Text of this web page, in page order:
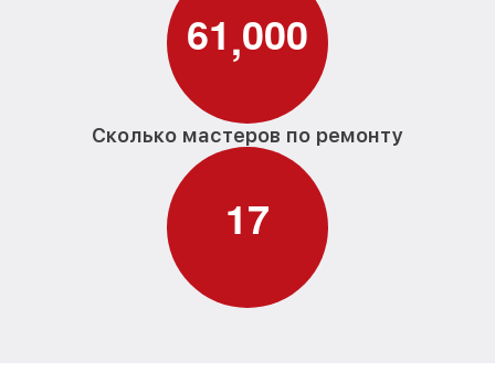
61,000
Сколько мастеров по ремонту
17